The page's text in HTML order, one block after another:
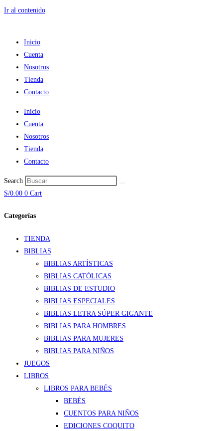
Ir al contenido
Inicio
Cuenta
Nosotros
Tienda
Contacto
Inicio
Cuenta
Nosotros
Tienda
Contacto
Search
S/0.00 0 Cart
Categorías
TIENDA
BIBLIAS
BIBLIAS ARTÍSTICAS
BIBLIAS CATÓLICAS
BIBLIAS DE ESTUDIO
BIBLIAS ESPECIALES
BIBLIAS LETRA SÚPER GIGANTE
BIBLIAS PARA HOMBRES
BIBLIAS PARA MUJERES
BIBLIAS PARA NIÑOS
JUEGOS
LIBROS
LIBROS PARA BEBÉS
BEBÉS
CUENTOS PARA NIÑOS
EDICIONES COQUITO